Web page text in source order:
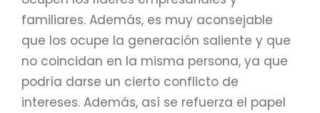
familiares. Además, es muy aconsejable
que los ocupe la generación saliente y que
no coincidan en la misma persona, ya que
podría darse un cierto conflicto de
intereses. Además, así se refuerza el papel